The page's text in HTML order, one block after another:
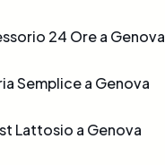
24 Ore a Genova
Semplice a Genova
Lattosio a Genova